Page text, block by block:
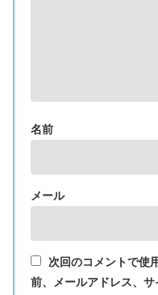
名前
メール
次回のコメントで使
前、メールアドレス、サ